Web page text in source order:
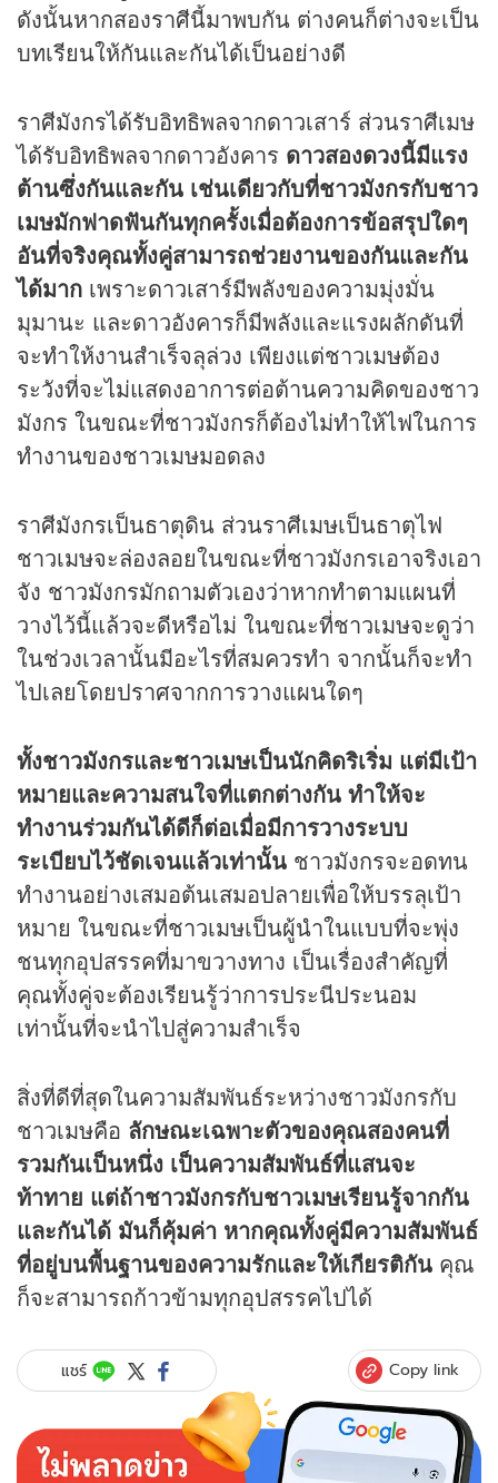
ดังนั้นหากสองราศีนี้มาพบกัน ต่างคนก็ต่างจะเป็น
บทเรียนให้กันและกันได้เป็นอย่างดี
ราศีมังกรได้รับอิทธิพลจากดาวเสาร์ ส่วนราศีเมษ
ได้รับอิทธิพลจากดาวอังคาร ดาวสองดวงนี้มีแรง
ต้านซึ่งกันและกัน เช่นเดียวกับที่ชาวมังกรกับชาว
เมษมักฟาดฟันกันทุกครั้งเมื่อต้องการข้อสรุปใดๆ
อันที่จริงคุณทั้งคู่สามารถช่วยงานของกันและกัน
ได้มาก เพราะดาวเสาร์มีพลังของความมุ่งมั่น
มุมานะ และดาวอังคารก็มีพลังและแรงผลักดันที่
จะทำให้งานสำเร็จลุล่วง เพียงแต่ชาวเมษต้อง
ระวังที่จะไม่แสดงอาการต่อต้านความคิดของชาว
มังกร ในขณะที่ชาวมังกรก็ต้องไม่ทำให้ไฟในการ
ทำงานของชาวเมษมอดลง
ราศีมังกรเป็นธาตุดิน ส่วนราศีเมษเป็นธาตุไฟ
ชาวเมษจะล่องลอยในขณะที่ชาวมังกรเอาจริงเอา
จัง ชาวมังกรมักถามตัวเองว่าหากทำตามแผนที่
วางไว้นี้แล้วจะดีหรือไม่ ในขณะที่ชาวเมษจะดูว่า
ในช่วงเวลานั้นมีอะไรที่สมควรทำ จากนั้นก็จะทำ
ไปเลยโดยปราศจากการวางแผนใดๆ
ทั้งชาวมังกรและชาวเมษเป็นนักคิดริเริ่ม แต่มีเป้า
หมายและความสนใจที่แตกต่างกัน ทำให้จะ
ทำงานร่วมกันได้ดีก็ต่อเมื่อมีการวางระบบ
ระเบียบไว้ชัดเจนแล้วเท่านั้น ชาวมังกรจะอดทน
ทำงานอย่างเสมอต้นเสมอปลายเพื่อให้บรรลุเป้า
หมาย ในขณะที่ชาวเมษเป็นผู้นำในแบบที่จะพุ่ง
ชนทุกอุปสรรคที่มาขวางทาง เป็นเรื่องสำคัญที่
คุณทั้งคู่จะต้องเรียนรู้ว่าการประนีประนอม
เท่านั้นที่จะนำไปสู่ความสำเร็จ
สิ่งที่ดีที่สุดในความสัมพันธ์ระหว่างชาวมังกรกับ
ชาวเมษคือ ลักษณะเฉพาะตัวของคุณสองคนที่
รวมกันเป็นหนึ่ง เป็นความสัมพันธ์ที่แสนจะ
ท้าทาย แต่ถ้าชาวมังกรกับชาวเมษเรียนรู้จากกัน
และกันได้ มันก็คุ้มค่า หากคุณทั้งคู่มีความสัมพันธ์
ที่อยู่บนพื้นฐานของความรักและให้เกียรติกัน คุณ
ก็จะสามารถก้าวข้ามทุกอุปสรรคไปได้
แชร์ Copy link